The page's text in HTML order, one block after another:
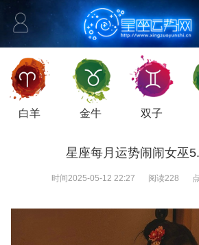
白羊 金牛 双子
星座每月运势闹闹女巫
时间2025-05-12 22:27 阅读228